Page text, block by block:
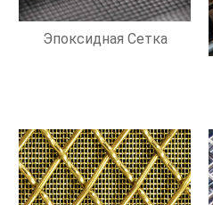
Эпоксидная Сетка